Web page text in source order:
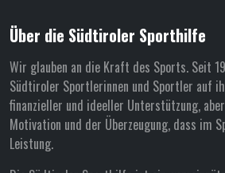
Über die Südtiroler Sporthilfe
Wir glauben an die Kraft des Sports. Seit
Südtiroler Sportlerinnen und Sportler auf
finanzieller und ideeller Unterstützung,
Motivation und der Überzeugung, dass im
Leistung.